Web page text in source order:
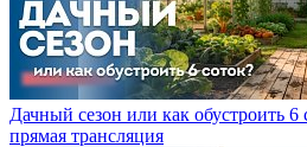
Дачный сезон или как обустроить
прямая трансляция